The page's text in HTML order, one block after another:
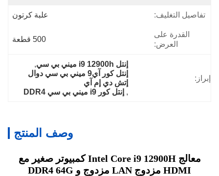
تفاصيل التغليف: علبة كرتون
القدرة على
العرض:
500 قطعة
إبراز:
إنتل i9 12900h ميني بي سي
,
إنتل كور آي9 ميني بي سي دوال
إتش دي إم آي
, إنتل كور i9 ميني بي سي DDR4
وصف المنتج
معالج Intel Core i9 12900H كمبيوتر صغير مع
HDMI مزدوج LAN مزدوج و DDR4 64G